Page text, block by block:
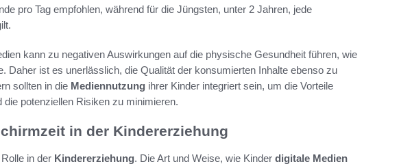
pro Tag empfohlen, während für die Jüngsten, unter 2 Jahren, jede
kann zu negativen Auswirkungen auf die physische Gesundheit führen, wie
Daher ist es unerlässlich, die Qualität der konsumierten Inhalte ebenso zu
sollten in die Mediennutzung ihrer Kinder integriert sein, um die Vorteile
potenziellen Risiken zu minimieren.
in der Kindererziehung
in der Kindererziehung. Die Art und Weise, wie Kinder digitale Medien